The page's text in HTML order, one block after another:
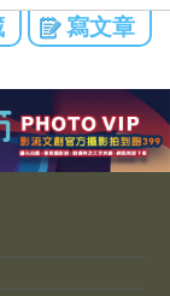
寫文章